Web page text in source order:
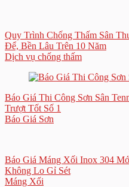
Quy Trình Chống Thấm Sân
Để, Bền Lâu Trên 10 Năm
Dịch vụ chống thấm
Báo Giá Thi Công Sơn Sân
Trượt Tốt Số 1
Báo Giá Sơn
Báo Giá Máng Xối Inox 304
Không Lo Gỉ Sét
Máng Xối